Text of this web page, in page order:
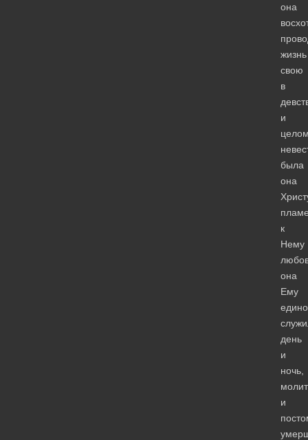
она
жизнь
свою
в
и
была
она
к
Нему
она
Ему
день
и
ночь,
и